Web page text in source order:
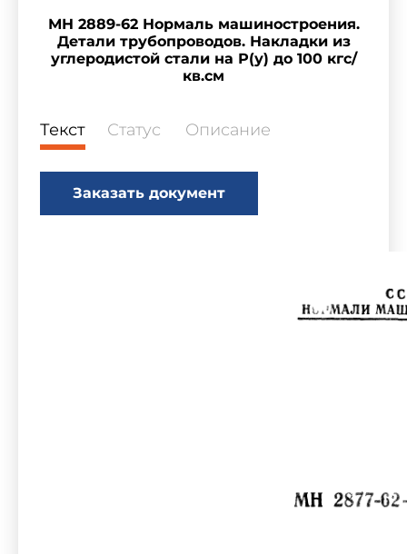
МН 2889-62 Нормаль машиностроения.
Детали трубопроводов. Накладки из
углеродистой стали на Р(у) до 100 кгс/
кв.см
Текст Статус Описание
Заказать документ